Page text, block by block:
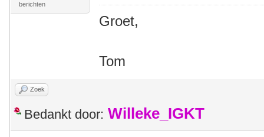
berichten
Groet,
Tom
Zoek
Bedankt door: Willeke_IGKT